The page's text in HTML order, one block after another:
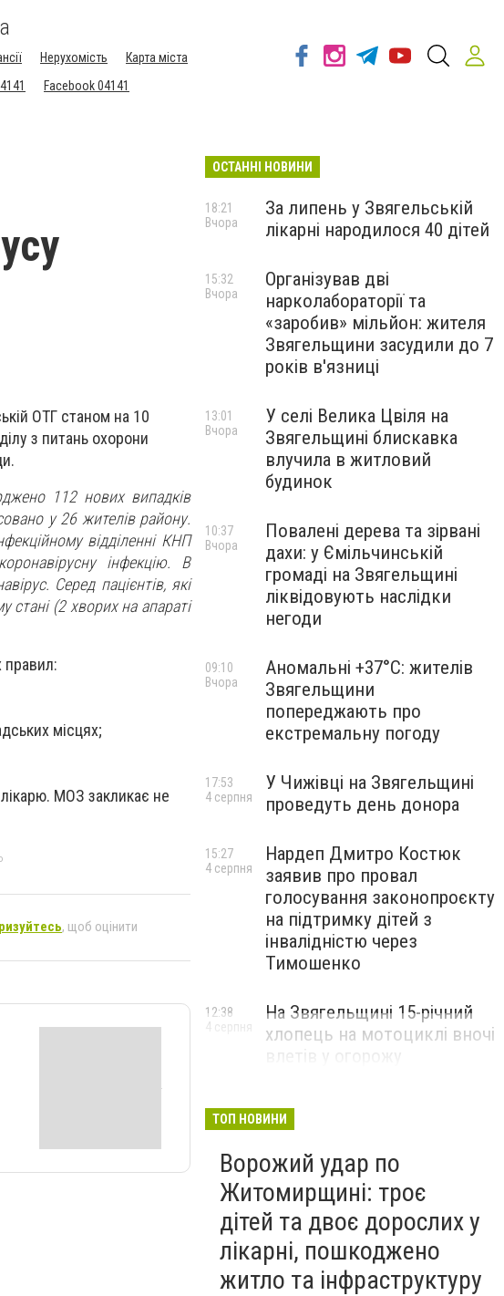
Нерухомість
Карта міста
Facebook 04141
ОТГ станом на 10
з питань охорони
112 нових випадків
у 26 жителів району.
відділенні КНП
інфекцію. В
Серед пацієнтів, які
стані (2 хворих на апараті
правил:
місцях;
МОЗ закликає не
, щоб оцінити
ОСТАННІ НОВИНИ
За липень у Звягельській
лікарні народилося 40 дітей
18:21
Вчора
Організував дві
нарколабораторії та
«заробив» мільйон: жителя
Звягельщини засудили до 7
років в'язниці
15:32
Вчора
У селі Велика Цвіля на
Звягельщині блискавка
влучила в житловий
будинок
13:01
Вчора
Повалені дерева та зірвані
дахи: у Ємільчинській
громаді на Звягельщині
ліквідовують наслідки
негоди
10:37
Вчора
Аномальні +37°C: жителів
Звягельщини
попереджають про
екстремальну погоду
09:10
Вчора
У Чижівці на Звягельщині
проведуть день донора
17:53
4 серпня
Нардеп Дмитро Костюк
заявив про провал
голосування законопроєкту
на підтримку дітей з
інвалідністю через
Тимошенко
15:27
4 серпня
На Звягельщині 15-річний
хлопець на мотоциклі вночі
12:38
4 серпня
ТОП НОВИНИ
Ворожий удар по
Житомирщині: троє
дітей та двоє дорослих у
лікарні, пошкоджено
житло та інфраструктуру